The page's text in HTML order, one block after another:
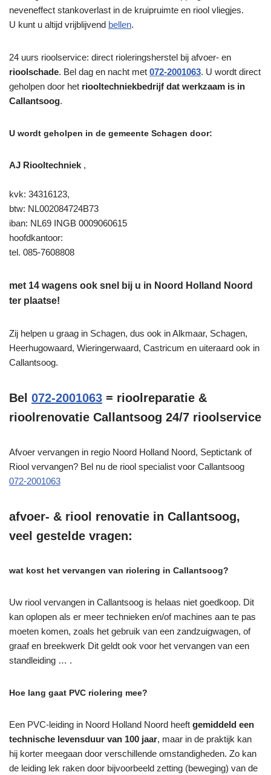
neveneffect stankoverlast in de kruipruimte en riool vliegjes.
U kunt u altijd vrijblijvend bellen.
24 uurs rioolservice: direct rioleringsherstel bij afvoer- en
rioolschade. Bel dag en nacht met 072-2001063. U wordt direct
geholpen door het riooltechniekbedrijf dat werkzaam is in
Callantsoog.
U wordt geholpen in de gemeente Schagen door:
AJ Riooltechniek ,
kvk: 34316123,
btw: NL002084724B73
iban: NL69 INGB 0009060615
hoofdkantoor:
tel. 085-7608808
met 14 wagens ook snel bij u in Noord Holland Noord
ter plaatse!
Zij helpen u graag in Schagen, dus ook in Alkmaar, Schagen,
Heerhugowaard, Wieringerwaard, Castricum en uiteraard ook in
Callantsoog.
Bel 072-2001063 = rioolreparatie &
rioolrenovatie Callantsoog 24/7 rioolservice
Afvoer vervangen in regio Noord Holland Noord, Septictank of
Riool vervangen? Bel nu de riool specialist voor Callantsoog
072-2001063
afvoer- & riool renovatie in Callantsoog,
veel gestelde vragen:
wat kost het vervangen van riolering in Callantsoog?
Uw riool vervangen in Callantsoog is helaas niet goedkoop. Dit
kan oplopen als er meer technieken en/of machines aan te pas
moeten komen, zoals het gebruik van een zandzuigwagen, of
graaf en breekwerk Dit geldt ook voor het vervangen van een
standleiding … .
Hoe lang gaat PVC riolering mee?
Een PVC-leiding in Noord Holland Noord heeft gemiddeld een
technische levensduur van 100 jaar, maar in de praktijk kan
hij korter meegaan door verschillende omstandigheden. Zo kan
de leiding lek raken door bijvoorbeeld zetting (beweging) van de